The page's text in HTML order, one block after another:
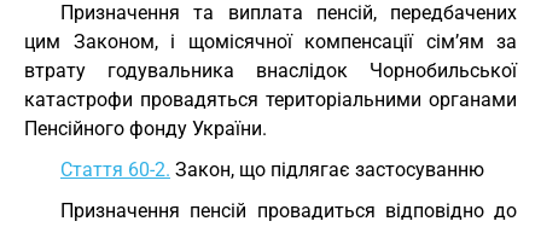
Призначення та виплата пенсій, передбачених
цим Законом, і щомісячної компенсації сім’ям за
втрату годувальника внаслідок Чорнобильської
катастрофи провадяться територіальними органами
Пенсійного фонду України.
Стаття 60-2. Закон, що підлягає застосуванню
Призначення пенсій провадиться відповідно до